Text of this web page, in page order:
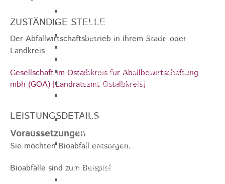
Gemeinderat
GEO - Vertreter im Aufsichtsrat
Stiftungsrat "Stiftung Heubach"
Umlegungsausschuss
Verbandsversammlung des
Abwasserzweckverband Lauter-Rems
Verbandsversammlung des
Landeswasserversorgung
ZUSTÄNDIGE STELLE
Der Abfallwirtschaftsbetrieb in Ihrem Stadt- oder
Landkreis
Gesellschaft im Ostalbkreis für Aballbewirtschaftung
mbh (GOA) [Landratsamt Ostalbkreis]
LEISTUNGSDETAILS
Voraussetzungen
Sie möchten Bioabfall entsorgen.
Bioabfälle sind zum Beispiel